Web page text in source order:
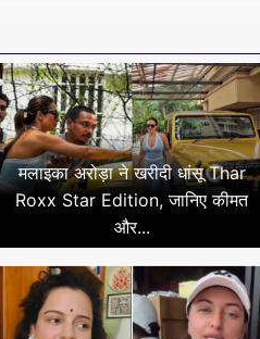
मलाइका अरोड़ा ने खरीदी धांसू Thar
Roxx Star Edition, जानिए कीमत
और...